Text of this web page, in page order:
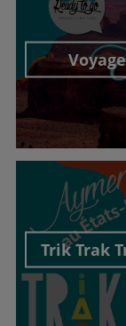
Trik Trak